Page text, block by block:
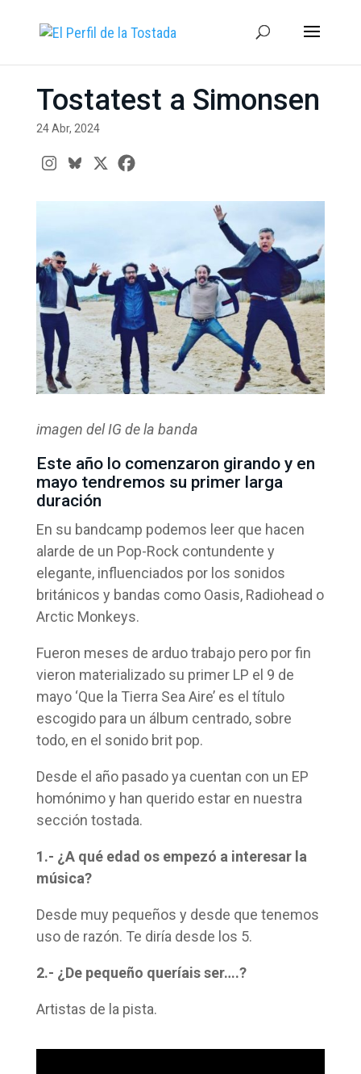
Tostatest a Simonsen
24 Abr, 2024
imagen del IG de la banda
Este año lo comenzaron girando y en
mayo tendremos su primer larga
duración
En su bandcamp podemos leer que hacen
alarde de un Pop-Rock contundente y
elegante, influenciados por los sonidos
británicos y bandas como Oasis, Radiohead o
Arctic Monkeys.
Fueron meses de arduo trabajo pero por fin
vieron materializado su primer LP el 9 de
mayo ‘Que la Tierra Sea Aire’ es el título
escogido para un álbum centrado, sobre
todo, en el sonido brit pop.
Desde el año pasado ya cuentan con un EP
homónimo y han querido estar en nuestra
sección tostada.
1.- ¿A qué edad os empezó a interesar la
música?
Desde muy pequeños y desde que tenemos
uso de razón. Te diría desde los 5.
2.- ¿De pequeño queríais ser….?
Artistas de la pista.